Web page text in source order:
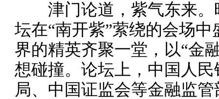
津门论道，紫气东来。
坛在“南开紫”萦绕的会场
界的精英齐聚一堂，以“金
想碰撞。论坛上，中国人
局、中国证监会等金融监